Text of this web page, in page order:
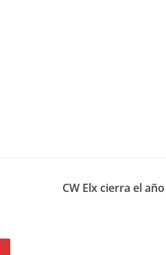
CW Elx cierra el